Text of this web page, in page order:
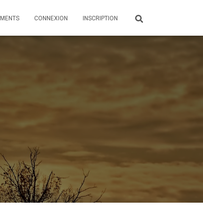
CONNEXION INSCRIPTION